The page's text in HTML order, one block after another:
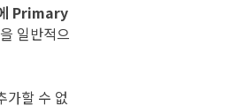
Primary
일반적으
할 수 없